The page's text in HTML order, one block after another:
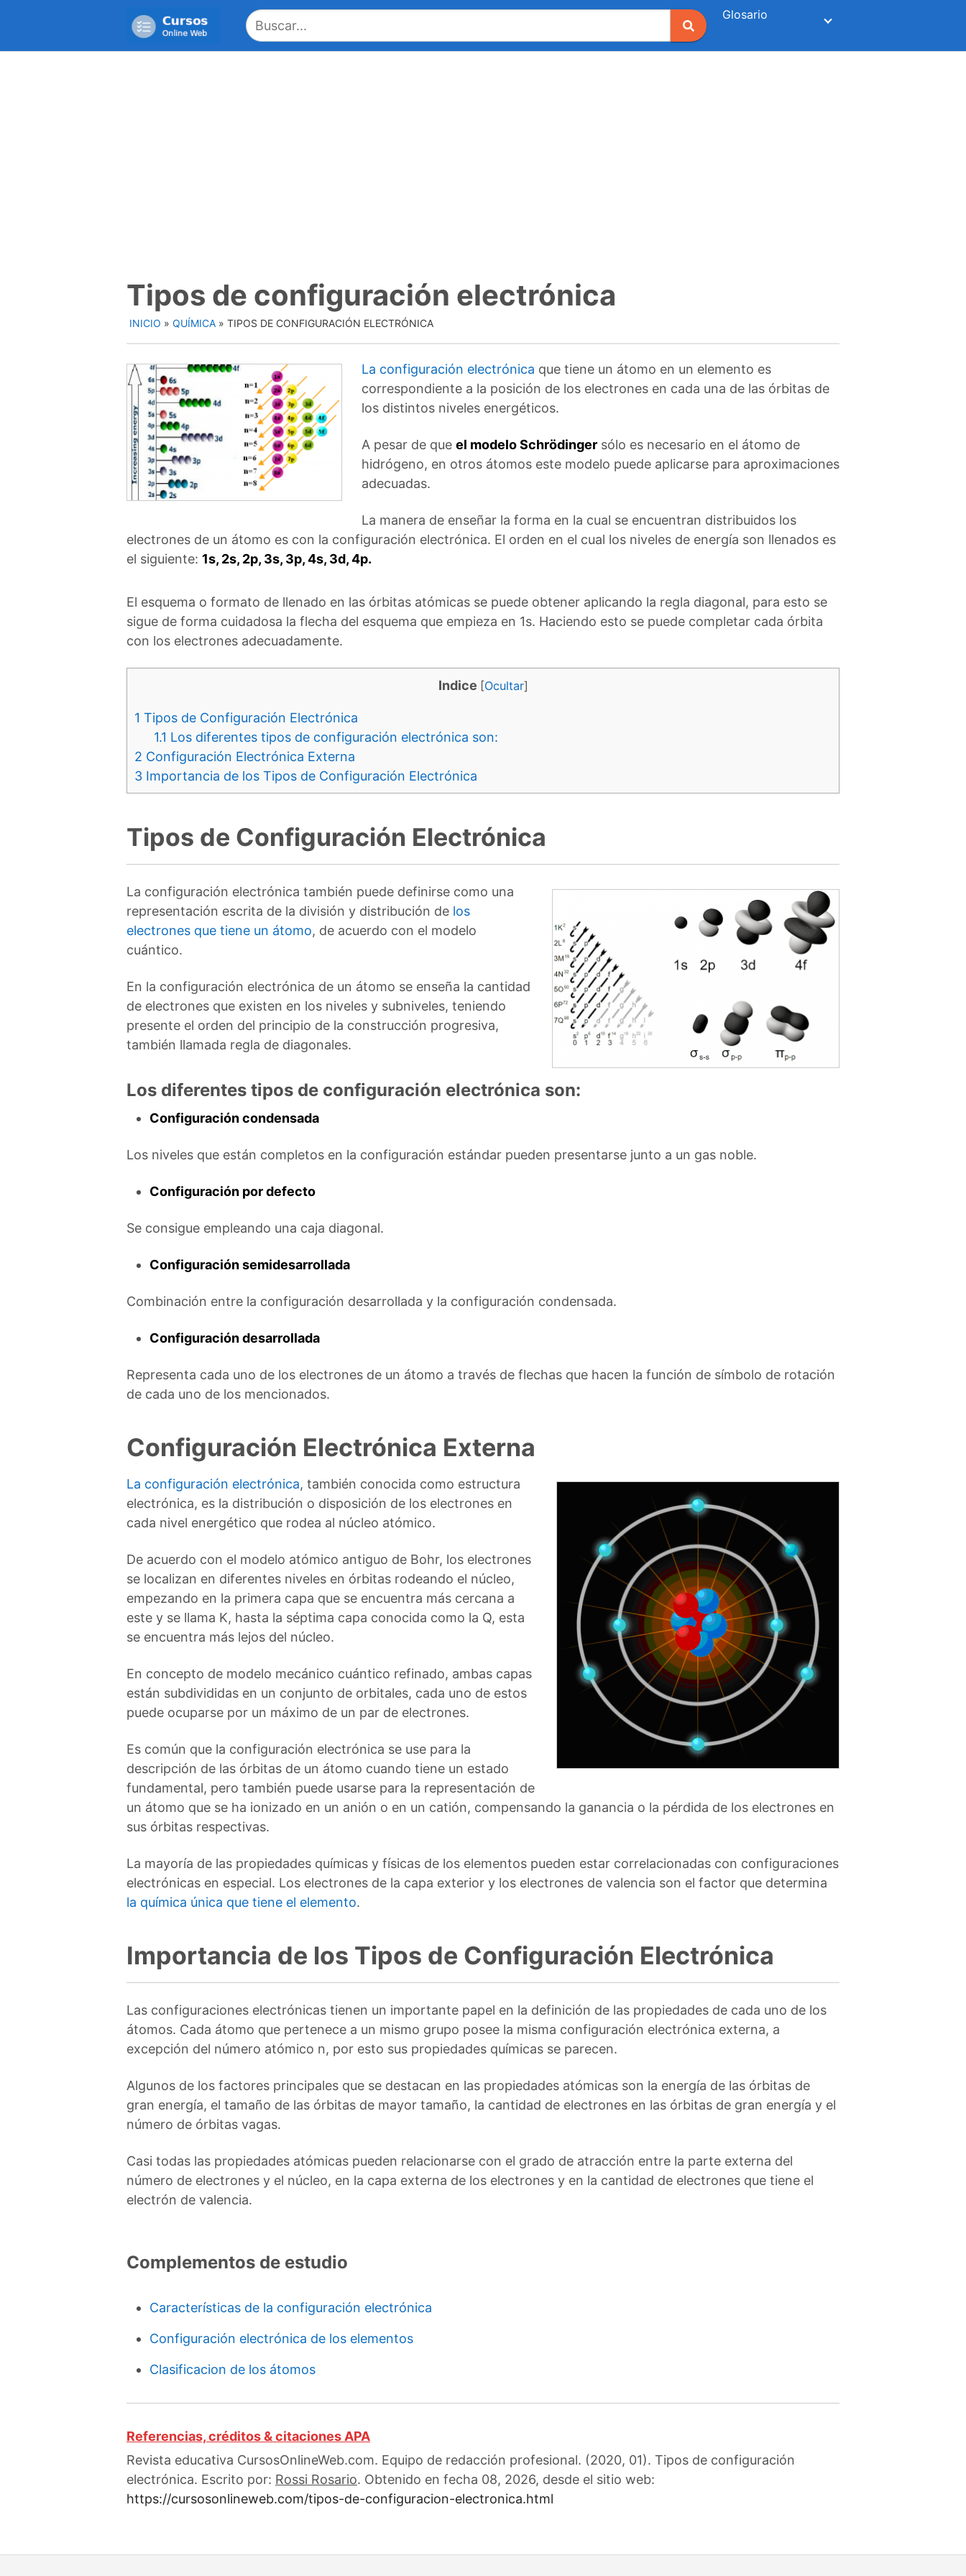
Glosario
Tipos de configuración electrónica
INICIO » QUÍMICA » TIPOS DE CONFIGURACIÓN ELECTRÓNICA
La configuración electrónica que tiene un átomo en un elemento es
correspondiente a la posición de los electrones en cada una de las órbitas de
los distintos niveles energéticos.
A pesar de que el modelo Schrödinger sólo es necesario en el átomo de
hidrógeno, en otros átomos este modelo puede aplicarse para aproximaciones
adecuadas.
La manera de enseñar la forma en la cual se encuentran distribuidos los
electrones de un átomo es con la configuración electrónica. El orden en el cual los niveles de energía son llenados es
el siguiente: 1s, 2s, 2p, 3s, 3p, 4s, 3d, 4p.
El esquema o formato de llenado en las órbitas atómicas se puede obtener aplicando la regla diagonal, para esto se
sigue de forma cuidadosa la flecha del esquema que empieza en 1s. Haciendo esto se puede completar cada órbita
con los electrones adecuadamente.
Indice [Ocultar]
1 Tipos de Configuración Electrónica
1.1 Los diferentes tipos de configuración electrónica son:
2 Configuración Electrónica Externa
3 Importancia de los Tipos de Configuración Electrónica
Tipos de Configuración Electrónica
La configuración electrónica también puede definirse como una
representación escrita de la división y distribución de los
electrones que tiene un átomo, de acuerdo con el modelo
cuántico.
En la configuración electrónica de un átomo se enseña la cantidad
de electrones que existen en los niveles y subniveles, teniendo
presente el orden del principio de la construcción progresiva,
también llamada regla de diagonales.
Los diferentes tipos de configuración electrónica son:
Configuración condensada
Los niveles que están completos en la configuración estándar pueden presentarse junto a un gas noble.
Configuración por defecto
Se consigue empleando una caja diagonal.
Configuración semidesarrollada
Combinación entre la configuración desarrollada y la configuración condensada.
Configuración desarrollada
Representa cada uno de los electrones de un átomo a través de flechas que hacen la función de símbolo de rotación
de cada uno de los mencionados.
Configuración Electrónica Externa
La configuración electrónica, también conocida como estructura
electrónica, es la distribución o disposición de los electrones en
cada nivel energético que rodea al núcleo atómico.
De acuerdo con el modelo atómico antiguo de Bohr, los electrones
se localizan en diferentes niveles en órbitas rodeando el núcleo,
empezando en la primera capa que se encuentra más cercana a
este y se llama K, hasta la séptima capa conocida como la Q, esta
se encuentra más lejos del núcleo.
En concepto de modelo mecánico cuántico refinado, ambas capas
están subdivididas en un conjunto de orbitales, cada uno de estos
puede ocuparse por un máximo de un par de electrones.
Es común que la configuración electrónica se use para la
descripción de las órbitas de un átomo cuando tiene un estado
fundamental, pero también puede usarse para la representación de
un átomo que se ha ionizado en un anión o en un catión, compensando la ganancia o la pérdida de los electrones en
sus órbitas respectivas.
La mayoría de las propiedades químicas y físicas de los elementos pueden estar correlacionadas con configuraciones
electrónicas en especial. Los electrones de la capa exterior y los electrones de valencia son el factor que determina
la química única que tiene el elemento.
Importancia de los Tipos de Configuración Electrónica
Las configuraciones electrónicas tienen un importante papel en la definición de las propiedades de cada uno de los
átomos. Cada átomo que pertenece a un mismo grupo posee la misma configuración electrónica externa, a
excepción del número atómico n, por esto sus propiedades químicas se parecen.
Algunos de los factores principales que se destacan en las propiedades atómicas son la energía de las órbitas de
gran energía, el tamaño de las órbitas de mayor tamaño, la cantidad de electrones en las órbitas de gran energía y el
número de órbitas vagas.
Casi todas las propiedades atómicas pueden relacionarse con el grado de atracción entre la parte externa del
número de electrones y el núcleo, en la capa externa de los electrones y en la cantidad de electrones que tiene el
electrón de valencia.
Complementos de estudio
Características de la configuración electrónica
Configuración electrónica de los elementos
Clasificacion de los átomos
Referencias, créditos & citaciones APA
Revista educativa CursosOnlineWeb.com. Equipo de redacción profesional. (2020, 01). Tipos de configuración
electrónica. Escrito por: Rossi Rosario. Obtenido en fecha 08, 2026, desde el sitio web:
https://cursosonlineweb.com/tipos-de-configuracion-electronica.html